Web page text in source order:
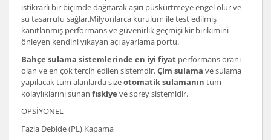
istikrarlı bir biçimde dağıtarak aşırı püskürtmeye engel olur ve
su tasarrufu sağlar.Milyonlarca kurulum ile test edilmiş
kanıtlanmış performans ve güvenirlik geçmişi kir birikimini
önleyen kendini yıkayan açı ayarlama portu.
Bahçe sulama sistemlerinde en iyi fiyat performans oranı
olan ve en çok tercih edilen sistemdir.Çim sulama ve sulama
yapılacak tüm alanlarda sizeotomatik sulamanın tüm
kolaylıklarını sunan fıskiye ve sprey sistemidir.
OPSİYONEL
Fazla Debide (PL) Kapama